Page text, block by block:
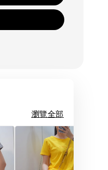
瀏覽全部